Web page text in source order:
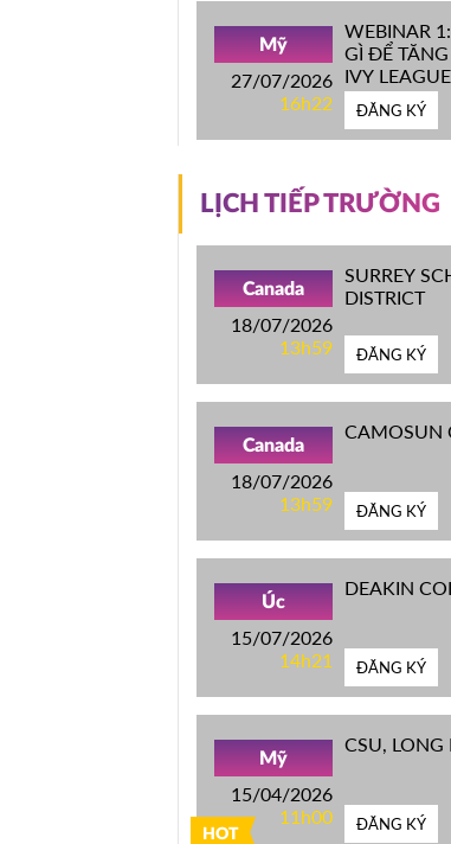
Mỹ
27/07/2026
16h22
WEBINAR
GÌ ĐỂ
IVY
ĐĂNG KÝ
LỊCH TIẾP TRƯỜNG
Canada
18/07/2026
13h59
SURREY
DISTRICT
ĐĂNG KÝ
Canada
18/07/2026
13h59
CAMOSUN
ĐĂNG KÝ
Úc
15/07/2026
14h21
DEAKIN
ĐĂNG KÝ
HOT
Mỹ
15/04/2026
11h00
CSU, LONG
ĐĂNG KÝ